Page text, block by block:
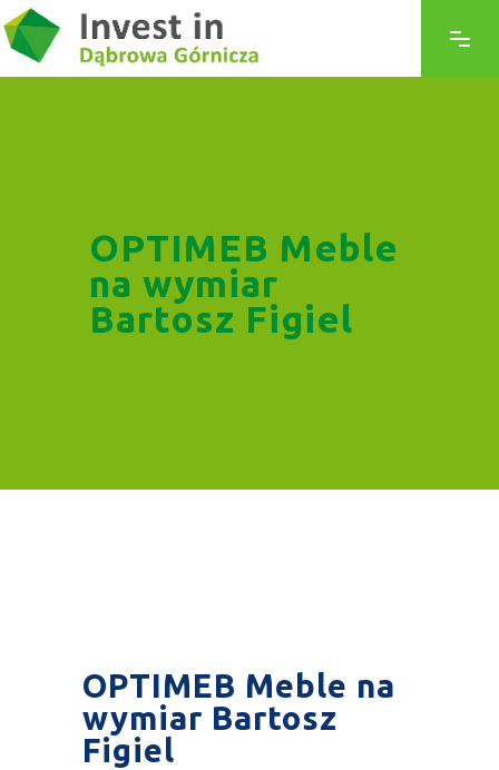
OPTIMEB Meble
na wymiar
Bartosz Figiel
OPTIMEB Meble na
wymiar Bartosz
Figiel